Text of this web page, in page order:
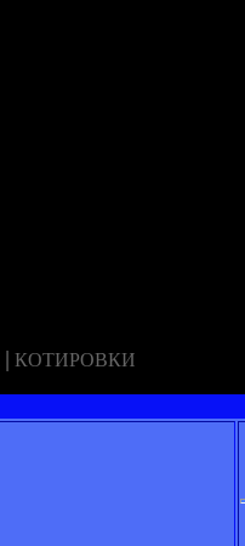
| КОТИРОВКИ